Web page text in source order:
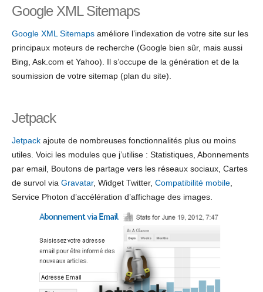
Google XML Sitemaps
Google XML Sitemaps améliore l’indexation de votre site sur les
principaux moteurs de recherche (Google bien sûr, mais aussi
Bing, Ask.com et Yahoo). Il s’occupe de la génération et de la
soumission de votre sitemap (plan du site).
Jetpack
Jetpack ajoute de nombreuses fonctionnalités plus ou moins
utiles. Voici les modules que j’utilise : Statistiques, Abonnements
par email, Boutons de partage vers les réseaux sociaux, Cartes
de survol via Gravatar, Widget Twitter, Compatibilité mobile
Service Photon d’accélération d’affichage des images.